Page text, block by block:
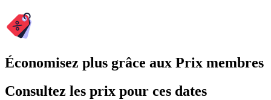
Économisez plus grâce aux Prix membres
Consultez les prix pour ces dates